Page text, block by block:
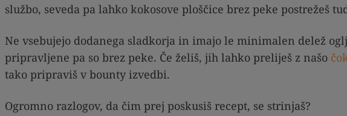
službo, seveda pa lahko kokosove ploščice brez peke postrežeš
Ne vsebujejo dodanega sladkorja in imajo le minimalen delež
pripravljene pa so brez peke. Če želiš, jih lahko preliješ z našo
tako pripraviš v bounty izvedbi.
Ogromno razlogov, da čim prej poskusiš recept, se strinjaš?